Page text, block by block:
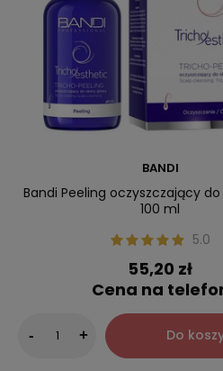
BANDI
Bandi Peeling oczyszczający do
100 ml
5.0
55,20 zł
Cena na
- + Do